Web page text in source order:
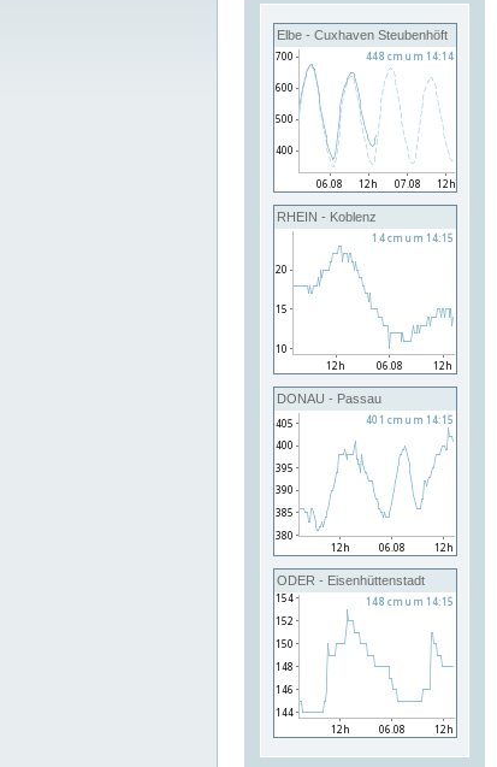
Elbe - Cuxhaven Steubenhöft
RHEIN - Koblenz
DONAU - Passau
ODER - Eisenhüttenstadt